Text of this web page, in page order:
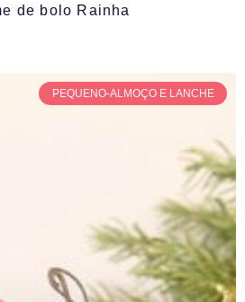
de bolo Rainha
PEQUENO-ALMOÇO E LANCHE